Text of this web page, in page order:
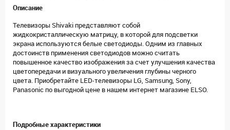
Описание
Телевизоры Shivaki представляют собой
жидкокристаллическую матрицу, в которой для подсветки
экрана используются белые светодиоды. Одним из главных
достоинств применения светодиодов можно считать
повышенное качество изображения за счет улучшения качества
цветопередачи и визуального увеличения глубины черного
цвета. Приобретайте LED-телевизоры LG, Samsung, Sony,
Panasonic по выгодной цене в нашем интернет магазине ELSO.
Подробные характеристики